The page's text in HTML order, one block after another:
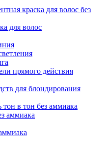
краска для волос без
для волос
прямого действия
для блондирования
в тон без аммиака
аммиака